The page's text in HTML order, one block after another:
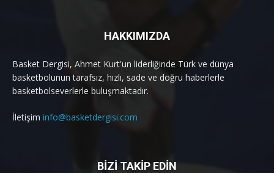
HAKKIMIZDA
Basket Dergisi, Ahmet Kurt'un liderliğinde Türk ve dünya
basketbolunun tarafsız, hızlı, sade ve doğru haberlerle
basketbolseverlerle buluşmaktadır.
İletişim info@basketdergisi.com
BİZİ TAKİP EDİN